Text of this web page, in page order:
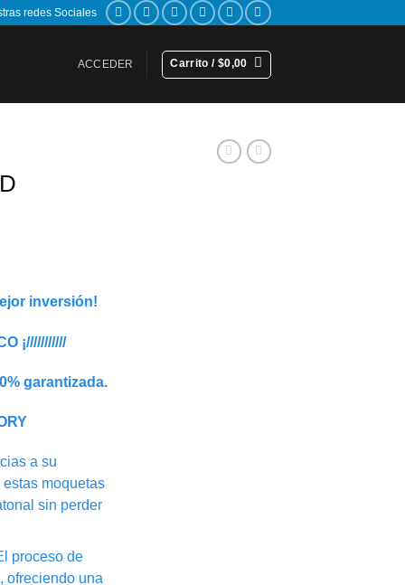
redes Sociales
ACCEDER Carrito / $0,00
inversión!
¡///////////
garantizada.
a su
moquetas
sin perder
proceso de
ofreciendo una